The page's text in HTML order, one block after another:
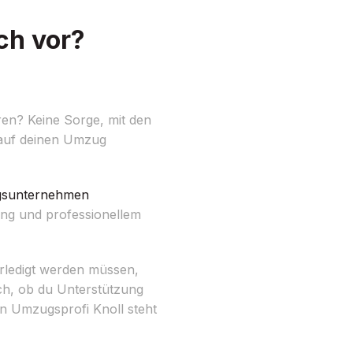
vor?
Keine Sorge, mit den
deinen Umzug
und professionellem
werden müssen,
ob du Unterstützung
Umzugsprofi Knoll steht